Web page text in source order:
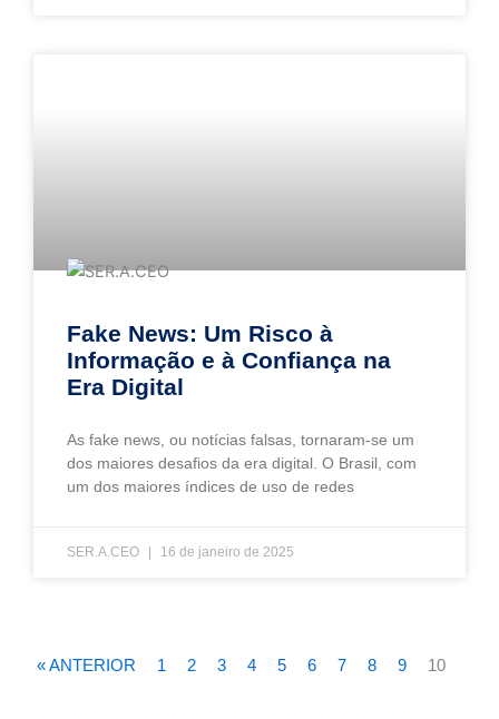
Fake News: Um Risco à
Informação e à Confiança na
Era Digital
As fake news, ou notícias falsas, tornaram-se um
dos maiores desafios da era digital. O Brasil, com
um dos maiores índices de uso de redes
SER.A.CEO 16 de janeiro de 2025
« ANTERIOR 1 2 3 4 5 6 7 8 9 10